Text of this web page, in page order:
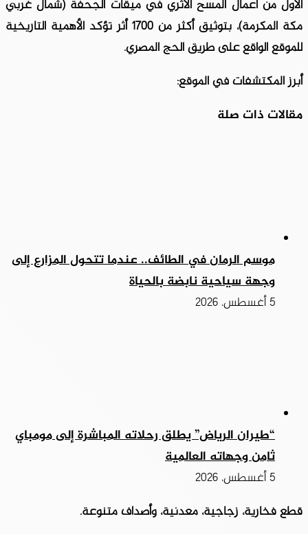
الأول من أعمال المسح الأثري في ميقات الجحفة (شمال غربي
مكة المكرمة)، بتوثيق أكثر من 1700 أثر تؤكد الأهمية التاريخية
للموقع الواقع على طريق الحج المصري.
أبرز المكتشفات في الموقع:
مقالات ذات صلة
موسم الرمان في الطائف.. عندما تتحول المزارع إلى
وجهة سياحية نابضة بالحياة
5 أغسطس، 2026
“طيران الرياض” يطلق رحلاته المباشرة إلى مومباي
ثامن وجهاته العالمية
5 أغسطس، 2026
قطع فخارية، زجاجية، معدنية، وأصداف متنوعة.